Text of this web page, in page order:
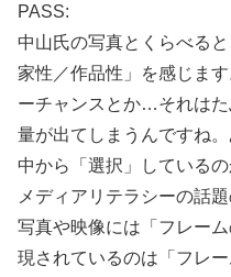
PASS:
中山氏の写真とくらべる
家性／作品性」を感じま
ーチャンスとか…それは
量が出てしまうんですね
中から「選択」している
メディアリテラシーの話
写真や映像には「フレー
現されているのは「フレ